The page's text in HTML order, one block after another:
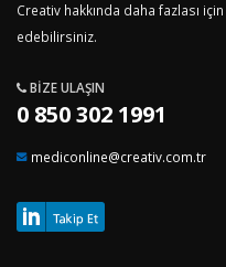
Creativ hakkında daha fazlası için
edebilirsiniz.
BIZE ULAŞIN
0 850 302 1991
mediconline@creativ.com.tr